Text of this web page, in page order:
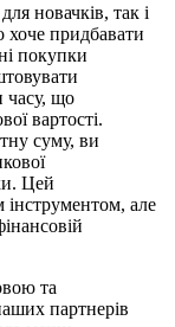
новачків, так і
хоче придбавати
покупки
часу, що
вартості.
суму, ви
Цей
але
та
партнерів